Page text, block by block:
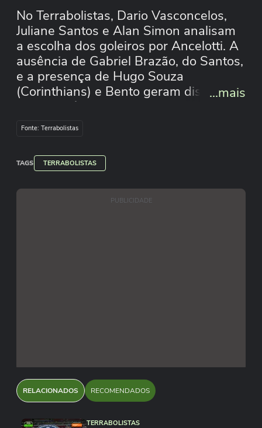
No Terrabolistas, Dario Vasconcelos,
Juliane Santos e Alan Simon analisam
a escolha dos goleiros por Ancelotti. A
ausência de Gabriel Brazão, do Santos,
e a presença de Hugo Souza
(Corinthians) e Bento geram discussão
sobre critérios, hierarquia e a
importância do goleiro moderno jogar
#SeleçãoBrasileira #goleiros #futebol
#Terrabolistas
...mais
Fonte: Terrabolistas
TAGS TERRABOLISTAS
PUBLICIDADE
RELACIONADOS RECOMENDADOS
TERRABOLISTAS